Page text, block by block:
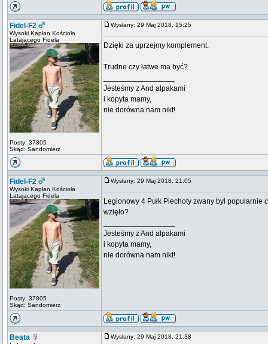
Fidel-F2
Wysoki Kapłan Kościoła
Latającego Fidela
Posty: 37805
Skąd: Sandomierz
Wysłany: 29 Maj 2018, 15:25
Dzięki za uprzejmy komplement.
Trudne czy łatwe ma być?
Jesteśmy z And alpakami
i kopyta mamy,
nie dorówna nam nikt!
Fidel-F2
Wysoki Kapłan Kościoła
Latającego Fidela
Posty: 37805
Skąd: Sandomierz
Wysłany: 29 Maj 2018, 21:05
Legionowy 4 Pułk Piechoty zwany był popularnie
wzięło?
Jesteśmy z And alpakami
i kopyta mamy,
nie dorówna nam nikt!
Beata Wysłany: 29 Maj 2018, 21:38